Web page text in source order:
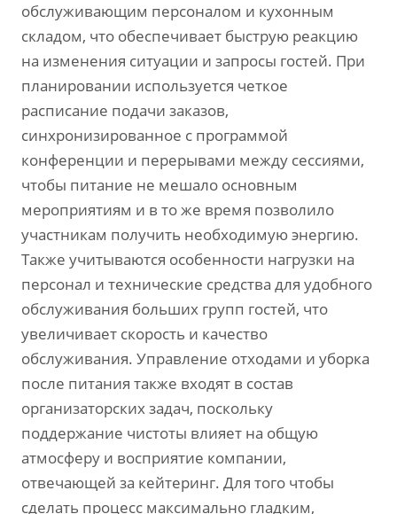
обслуживающим персоналом и кухонным
складом, что обеспечивает быструю реакцию
на изменения ситуации и запросы гостей. При
планировании используется четкое
расписание подачи заказов,
синхронизированное с программой
конференции и перерывами между сессиями,
чтобы питание не мешало основным
мероприятиям и в то же время позволило
участникам получить необходимую энергию.
Также учитываются особенности нагрузки на
персонал и технические средства для удобного
обслуживания больших групп гостей, что
увеличивает скорость и качество
обслуживания. Управление отходами и уборка
после питания также входят в состав
организаторских задач, поскольку
поддержание чистоты влияет на общую
атмосферу и восприятие компании,
отвечающей за кейтеринг. Для того чтобы
сделать процесс максимально гладким,